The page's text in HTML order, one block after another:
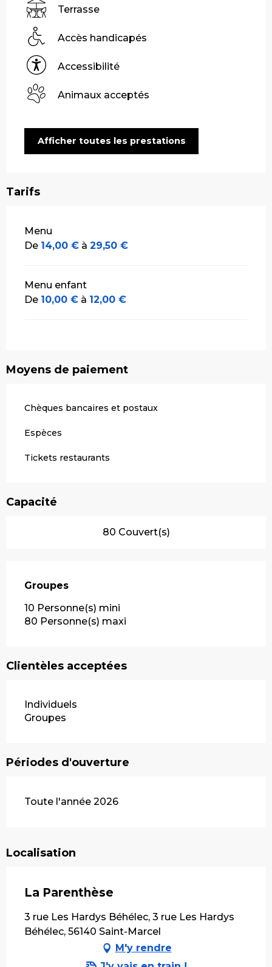
Terrasse
Accès handicapés
Accessibilité
Animaux acceptés
Afficher toutes les prestations
Tarifs
Tarifs 2026
Menu
De 14,00 € à 29,50 €
Menu enfant
De 10,00 € à 12,00 €
Moyens de paiement
Chèques bancaires et postaux
Espèces
Tickets restaurants
Capacité
80 Couvert(s)
Groupes
Groupes
10 Personne(s) mini
80 Personne(s) maxi
Clientèles acceptées
Individuels
Groupes
Périodes d'ouverture
Toute l'année 2026
Localisation
La Parenthèse
3 rue Les Hardys Béhélec, 3 rue Les Hardys
Béhélec, 56140 Saint-Marcel
M'y rendre